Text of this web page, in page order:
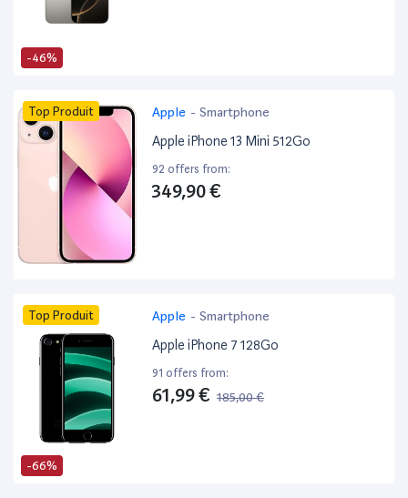
-46%
Top Produit Apple - Smartphone
Apple iPhone 13 Mini 512Go
92 offers from:
349,90 €
-66%
Top Produit Apple - Smartphone
Apple iPhone 7 128Go
91 offers from:
61,99 € 185,00 €